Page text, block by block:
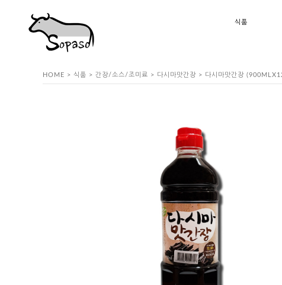
식품
HOME > 식품 > 간장/소스/조미료 > 다시마맛간장 > 다시마맛간장